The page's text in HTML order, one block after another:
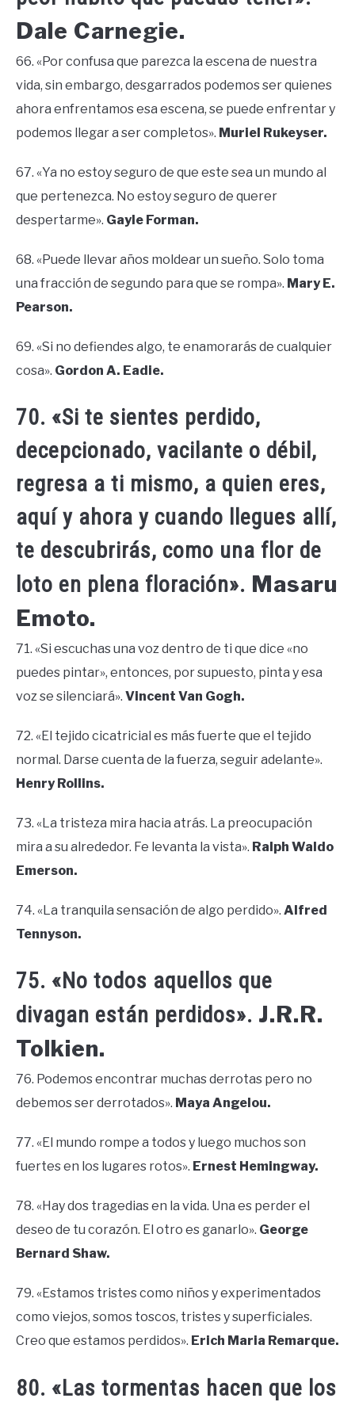
Dale Carnegie.
66. «Por confusa que parezca la escena de nuestra
vida, sin embargo, desgarrados podemos ser quienes
ahora enfrentamos esa escena, se puede enfrentar y
podemos llegar a ser completos». Muriel Rukeyser.
67. «Ya no estoy seguro de que este sea un mundo al
que pertenezca. No estoy seguro de querer
despertarme». Gayle Forman.
68. «Puede llevar años moldear un sueño. Solo toma
una fracción de segundo para que se rompa». Mary E.
Pearson.
69. «Si no defiendes algo, te enamorarás de cualquier
cosa». Gordon A. Eadie.
70. «Si te sientes perdido,
decepcionado, vacilante o débil,
regresa a ti mismo, a quien eres,
aquí y ahora y cuando llegues allí,
te descubrirás, como una flor de
loto en plena floración». Masaru
Emoto.
71. «Si escuchas una voz dentro de ti que dice «no
puedes pintar», entonces, por supuesto, pinta y esa
voz se silenciará». Vincent Van Gogh.
72. «El tejido cicatricial es más fuerte que el tejido
normal. Darse cuenta de la fuerza, seguir adelante».
Henry Rollins.
73. «La tristeza mira hacia atrás. La preocupación
mira a su alrededor. Fe levanta la vista». Ralph Waldo
Emerson.
74. «La tranquila sensación de algo perdido». Alfred
Tennyson.
75. «No todos aquellos que
divagan están perdidos». J.R.R.
Tolkien.
76. Podemos encontrar muchas derrotas pero no
debemos ser derrotados». Maya Angelou.
77. «El mundo rompe a todos y luego muchos son
fuertes en los lugares rotos». Ernest Hemingway.
78. «Hay dos tragedias en la vida. Una es perder el
deseo de tu corazón. El otro es ganarlo». George
Bernard Shaw.
79. «Estamos tristes como niños y experimentados
como viejos, somos toscos, tristes y superficiales.
Creo que estamos perdidos». Erich Maria Remarque.
80. «Las tormentas hacen que los